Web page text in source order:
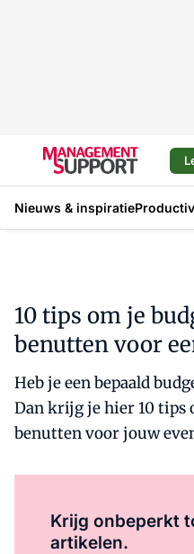
Nieuws & inspiratie
10 tips om je
benutten voor
Heb je een bepaald
Dan krijg je hier 10 tips
benutten voor jouw
Krijg onbeperkt
artikelen.